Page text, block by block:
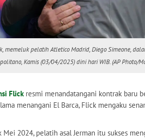
memeluk pelatih Atletico Madrid, Diego Simeone,
Kamis (03/04/2025) dini hari WIB. (AP Photo/
Flickresmi menandatangani kontrak baru
menangani El Barca, Flick mengaku
Mei 2024, pelatih asal Jerman itu sukses